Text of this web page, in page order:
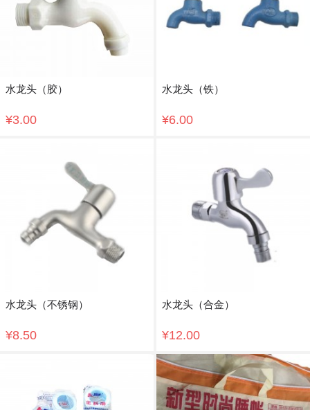
水龙头（胶）
¥3.00
水龙头（铁）
¥6.00
水龙头（不锈钢）
¥8.50
水龙头（合金）
¥12.00